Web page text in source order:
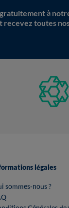
à
toutes
légales
sommes-nous ?